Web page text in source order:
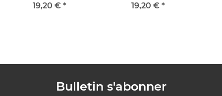
19,20 € *
19,20 € *
Bulletin s'abonner